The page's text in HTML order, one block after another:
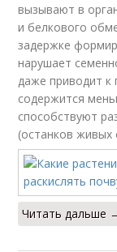
вызывают в
и белкового
задержке
нарушает
даже приводит к
содержится
способствуют
(останков живых
Читать дальше